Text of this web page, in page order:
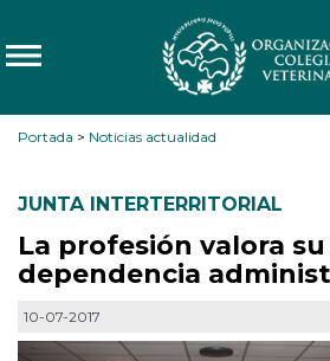
Portada > Noticias actualidad
JUNTA INTERTERRITORIAL
La profesión valora
dependencia
10-07-2017